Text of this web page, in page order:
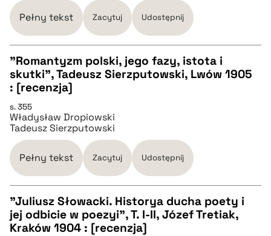
pobierz cytat
Pełny tekst Zacytuj Udostępnij
CZYSTY TEKST
pobierz cytat
BIBTEX
"Romantyzm polski, jego fazy, istota i
skutki", Tadeusz Sierzputowski, Lwów 1905
: [recenzja]
s. 355
Władysław Dropiowski
Tadeusz Sierzputowski
Pełny tekst Zacytuj Udostępnij
CZYSTY TEKST
"Juliusz Słowacki. Historya ducha poety i
jej odbicie w poezyi", T. I-II, Józef Tretiak,
Kraków 1904 : [recenzja]